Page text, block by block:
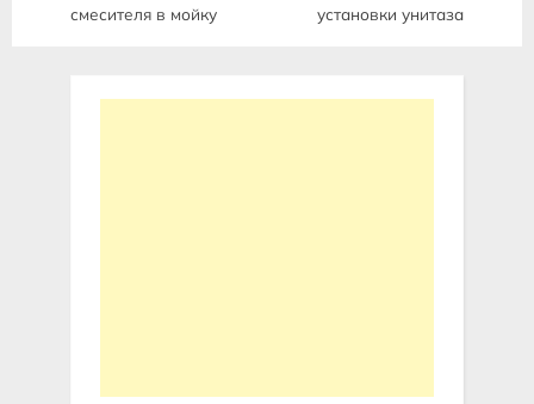
смесителя в мойку
установки унитаза